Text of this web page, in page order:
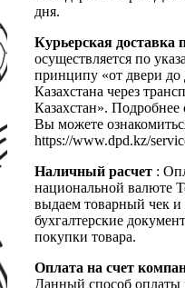
дня.
Курьерская доставка
осуществляется по
принципу «от двери до
Казахстана через
Казахстан».
Вы можете
https://www.dpd.kz/
Наличный расчет :
национальной валюте
выдаем товарный чек и
бухгалтерские
покупки товара.
Оплата на счет
Данный способ